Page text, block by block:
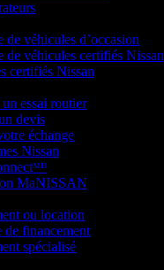
de véhicules d’occasion
de véhicules certifiés Nissan
certifiés Nissan
essai routier
devis
échange
Nissan
MaNISSAN
ou location
de financement
spécialisé